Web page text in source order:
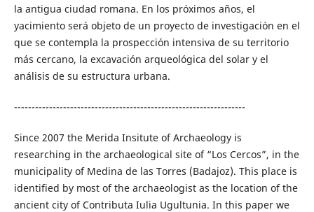
la antigua ciudad romana. En los próximos años, el
yacimiento será objeto de un proyecto de investigación en el
que se contempla la prospección intensiva de su territorio
más cercano, la excavación arqueológica del solar y el
análisis de su estructura urbana.
------------------------------------------------------------------
Since 2007 the Merida Insitute of Archaeology is
researching in the archaeological site of “Los Cercos”, in the
municipality of Medina de las Torres (Badajoz). This place is
identified by most of the archaeologist as the location of the
ancient city of Contributa Iulia Ugultunia. In this paper we